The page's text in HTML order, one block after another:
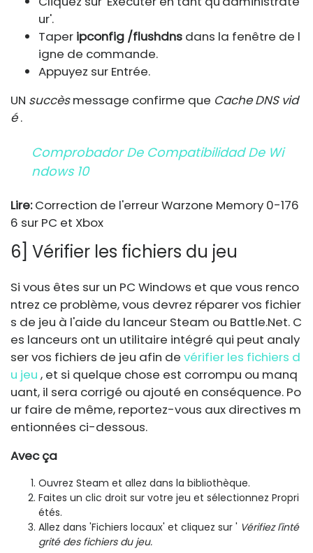
ur'.
Taper ipconfig /flushdns dans la fenêtre de l
igne de commande.
Appuyez sur Entrée.
UN succèsmessage confirme que Cache DNS vid
é.
Comprobador De Compatibilidad De Wi
Ndows 10
Lire:Correction de l'erreur Warzone Memory 0-176
6 sur PC et Xbox
6] Vérifier les fichiers du jeu
Si vous êtes sur un PC Windows et que vous renco
ntrez ce problème, vous devrez réparer vos fichier
s de jeu à l'aide du lanceur Steam ou Battle.Net. C
es lanceurs ont un utilitaire intégré qui peut analy
ser vos fichiers de jeu afin de vérifier les fichiers d
u jeu , et si quelque chose est corrompu ou manq
uant, il sera corrigé ou ajouté en conséquence. Po
ur faire de même, reportez-vous aux directives m
entionnées ci-dessous.
Avec ça
Ouvrez Steam et allez dans la bibliothèque.
Faites un clic droit sur votre jeu et sélectionnez Propri
étés.
Allez dans 'Fichiers locaux' et cliquez sur ' Vérifiez l'inté
grité des fichiers du jeu.